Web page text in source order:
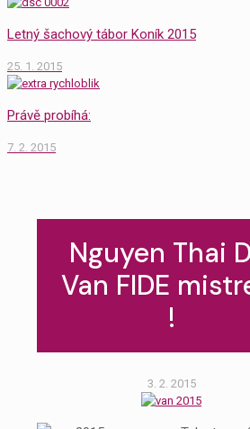
Letný šachový tábor Koník 2015
25. 1. 2015
Právě probíhá:
7. 2. 2015
Nguyen Thai
Van FIDE
!
3. 2. 2015